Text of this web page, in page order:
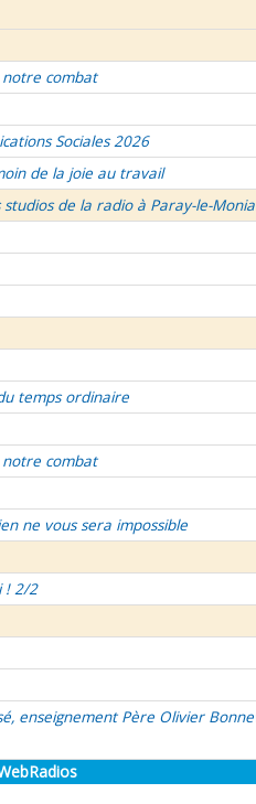
notre combat
Sociales 2026
de la joie au travail
de la radio à Paray-le-
temps ordinaire
notre combat
ne vous sera impossible
! 2/2
enseignement Père Olivier